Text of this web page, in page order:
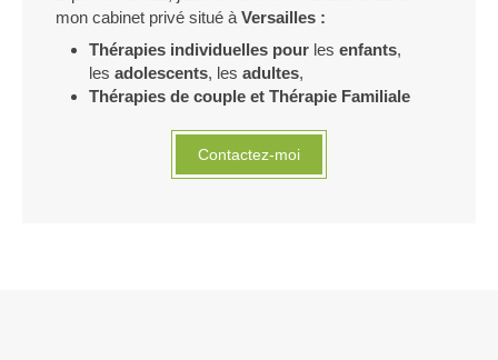
mon cabinet privé situé à Versailles :
Thérapies individuelles pour les enfants,
les adolescents, les adultes,
Thérapies de couple et Thérapie Familiale
Contactez-moi